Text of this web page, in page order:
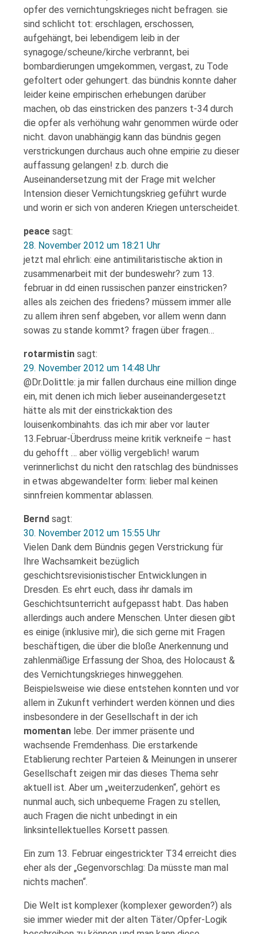
opfer des vernichtungskrieges nicht befragen. sie
sind schlicht tot: erschlagen, erschossen,
aufgehängt, bei lebendigem leib in der
synagoge/scheune/kirche verbrannt, bei
bombardierungen umgekommen, vergast, zu Tode
gefoltert oder gehungert. das bündnis konnte daher
leider keine empirischen erhebungen darüber
machen, ob das einstricken des panzers t-34 durch
die opfer als verhöhung wahr genommen würde oder
nicht. davon unabhängig kann das bündnis gegen
verstrickungen durchaus auch ohne empirie zu dieser
auffassung gelangen! z.b. durch die
Auseinandersetzung mit der Frage mit welcher
Intension dieser Vernichtungskrieg geführt wurde
und worin er sich von anderen Kriegen unterscheidet.
peace sagt:
28. November 2012 um 18:21 Uhr
jetzt mal ehrlich: eine antimilitaristische aktion in
zusammenarbeit mit der bundeswehr? zum 13.
februar in dd einen russischen panzer einstricken?
alles als zeichen des friedens? müssem immer alle
zu allem ihren senf abgeben, vor allem wenn dann
sowas zu stande kommt? fragen über fragen…
rotarmistin sagt:
29. November 2012 um 14:48 Uhr
@Dr.Dolittle: ja mir fallen durchaus eine million dinge
ein, mit denen ich mich lieber auseinandergesetzt
hätte als mit der einstrickaktion des
louisenkombinahts. das ich mir aber vor lauter
13.Februar-Überdruss meine kritik verkneife – hast
du gehofft … aber völlig vergeblich! warum
verinnerlichst du nicht den ratschlag des bündnisses
in etwas abgewandelter form: lieber mal keinen
sinnfreien kommentar ablassen.
Bernd sagt:
30. November 2012 um 15:55 Uhr
Vielen Dank dem Bündnis gegen Verstrickung für
Ihre Wachsamkeit bezüglich
geschichtsrevisionistischer Entwicklungen in
Dresden. Es ehrt euch, dass ihr damals im
Geschichtsunterricht aufgepasst habt. Das haben
allerdings auch andere Menschen. Unter diesen gibt
es einige (inklusive mir), die sich gerne mit Fragen
beschäftigen, die über die bloße Anerkennung und
zahlenmäßige Erfassung der Shoa, des Holocaust &
des Vernichtungskrieges hinweggehen.
Beispielsweise wie diese entstehen konnten und vor
allem in Zukunft verhindert werden können und dies
insbesondere in der Gesellschaft in der ich
momentan lebe. Der immer präsente und
wachsende Fremdenhass. Die erstarkende
Etablierung rechter Parteien & Meinungen in unserer
Gesellschaft zeigen mir das dieses Thema sehr
aktuell ist. Aber um „weiterzudenken“, gehört es
nunmal auch, sich unbequeme Fragen zu stellen,
auch Fragen die nicht unbedingt in ein
linksintellektuelles Korsett passen.
Ein zum 13. Februar eingestrickter T34 erreicht dies
eher als der „Gegenvorschlag: Da müsste man mal
nichts machen“.
Die Welt ist komplexer (komplexer geworden?) als
sie immer wieder mit der alten Täter/Opfer-Logik